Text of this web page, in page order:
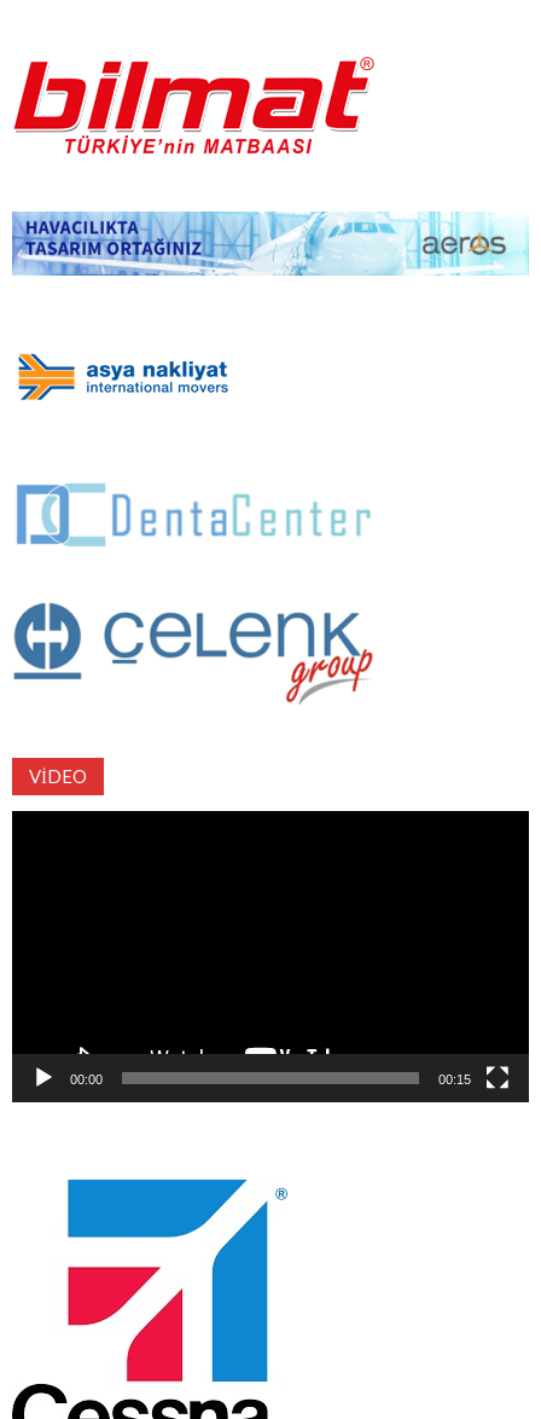
VIDEO
00:00 00:15